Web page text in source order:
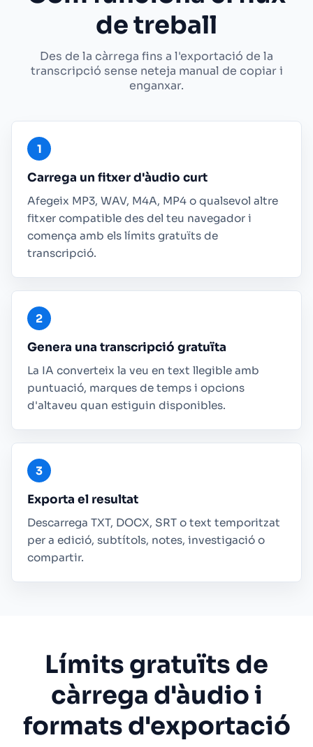
de treball
Des de la càrrega fins a l'exportació de la
transcripció sense neteja manual de copiar i
enganxar.
Carrega un fitxer d'àudio curt
Afegeix MP3, WAV, M4A, MP4 o qualsevol altre
fitxer compatible des del teu navegador i
comença amb els límits gratuïts de
transcripció.
Genera una transcripció gratuïta
La IA converteix la veu en text llegible amb
puntuació, marques de temps i opcions
d'altaveu quan estiguin disponibles.
Exporta el resultat
Descarrega TXT, DOCX, SRT o text temporitzat
per a edició, subtítols, notes, investigació o
compartir.
Límits gratuïts de
càrrega d'àudio i
formats d'exportació